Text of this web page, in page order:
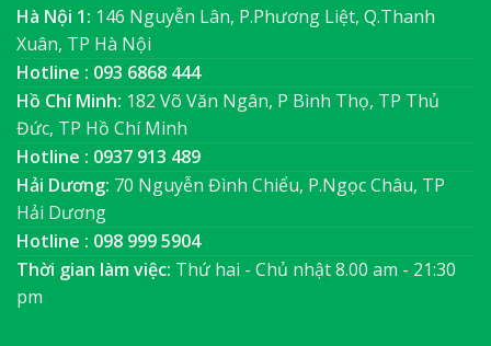
Hà Nội 1: 146 Nguyễn Lân, P.Phương Liệt, Q.Thanh
Xuân, TP Hà Nội
Hotline : 093 6868 444
Hồ Chí Minh: 182 Võ Văn Ngân, P Bình Thọ, TP Thủ
Đức, TP Hồ Chí Minh
Hotline : 0937 913 489
Hải Dương: 70 Nguyễn Đình Chiểu, P.Ngọc Châu, TP
Hải Dương
Hotline : 098 999 5904
Thời gian làm việc: Thứ hai - Chủ nhật 8.00 am - 21:30
pm